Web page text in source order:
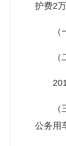
护费2万
（一
（二
2017
（三
公务用